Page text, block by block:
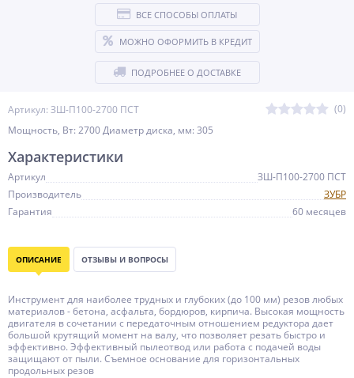
Артикул: ЗШ-П100-2700 ПСТ
(0)
Мощность, Вт: 2700 Диаметр диска, мм: 305
ВСЕ СПОСОБЫ ОПЛАТЫ
МОЖНО ОФОРМИТЬ В КРЕДИТ
ПОДРОБНЕЕ О ДОСТАВКЕ
Характеристики
Артикул
ЗШ-П100-2700 ПСТ
Производитель
ЗУБР
Гарантия
60 месяцев
ОПИСАНИЕ ОТЗЫВЫ И ВОПРОСЫ
Инструмент для наиболее трудных и глубоких (до 100 мм) резов любых
материалов - бетона, асфальта, бордюров, кирпича. Высокая мощность
двигателя в сочетании с передаточным отношением редуктора дает
большой крутящий момент на валу, что позволяет резать быстро и
эффективно. Эффективный пылеотвод или работа с подачей воды
защищают от пыли. Съемное основание для горизонтальных
продольных резов